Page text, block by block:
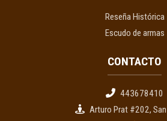
Reseña Histórica
Escudo de armas
CONTACTO
443678410
Arturo Prat #202,